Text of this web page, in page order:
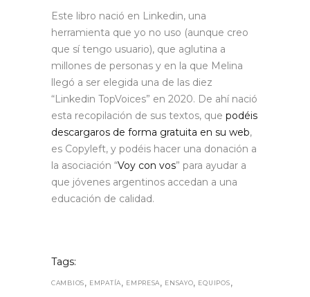
Este libro nació en Linkedin, una
herramienta que yo no uso (aunque creo
que sí tengo usuario), que aglutina a
millones de personas y en la que Melina
llegó a ser elegida una de las diez
“Linkedin TopVoices” en 2020. De ahí nació
esta recopilación de sus textos, que podéis
descargaros de forma gratuita en su web,
es Copyleft, y podéis hacer una donación a
la asociación “Voy con vos” para ayudar a
que jóvenes argentinos accedan a una
educación de calidad.
Tags:
CAMBIOS, EMPATÍA, EMPRESA, ENSAYO, EQUIPOS,